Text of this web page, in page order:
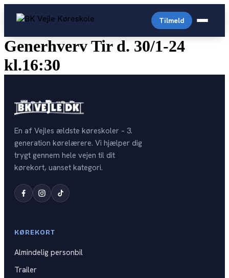
Almindelig personbil
Driving License English
Generhverv
Trailer
Storvogn
Autocamper
English-prices
Personale
Kontakt
Opstartstider
Digital Lægeattest
Køreprøvebooking
Drive4you
Teoriprøver
DKU
Tilmeld
Generhverv Tir d. 30/1-24
kl.16:30
En af Vejles ældste køreskoler – 3.
generation kørelærere. Vi hjælper dig
trygt gennem hele vejen til dit
kørekort, uanset kategori.
KØREKORT
Almindelig personbil
Trailer